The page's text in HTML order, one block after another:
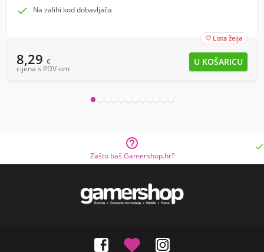
 Na zalihi kod dobavljača
 Lista želja
8,29 €
cijena s PDV-om

Zašto baš Gamershop.hr?
